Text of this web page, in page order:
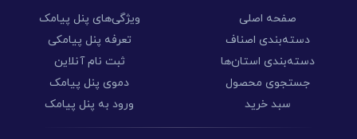
صفحه اصلی
دسته‌بندی اصناف
دسته‌بندی استان‌ها
جستجوی محصول
سبد خرید
ویژگی‌های پنل پیامک
تعرفه پنل پیامکی
ثبت نام آنلاین
دموی پنل پیامک
ورود به پنل پیامک